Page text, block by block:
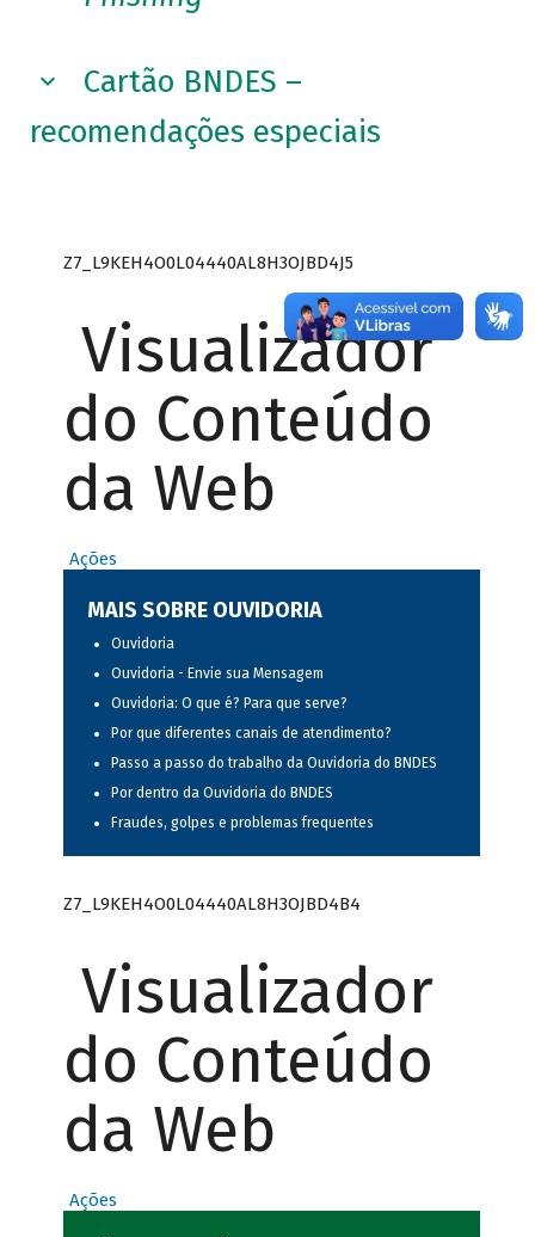
Cartão BNDES –
recomendações especiais
Z7_L9KEH4O0L04440AL8H3OJBD4J5
Visualizador
do Conteúdo
da Web
Ações
MAIS SOBRE OUVIDORIA
Ouvidoria
Ouvidoria - Envie sua Mensagem
Ouvidoria: O que é? Para que serve?
Por que diferentes canais de atendimento?
Passo a passo do trabalho da Ouvidoria do BNDES
Por dentro da Ouvidoria do BNDES
Fraudes, golpes e problemas frequentes
Z7_L9KEH4O0L04440AL8H3OJBD4B4
Visualizador
do Conteúdo
da Web
Ações